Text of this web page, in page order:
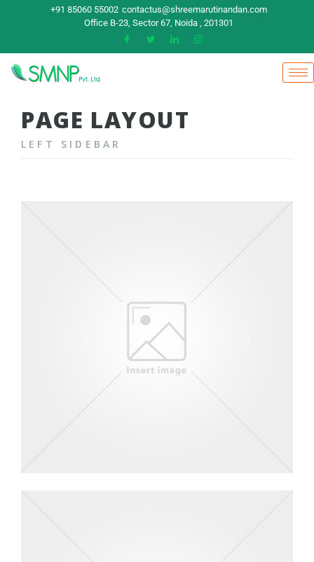
+91 85060 55002 contactus@shreemarutinandan.com
Office B-23, Sector 67, Noida , 201301
PAGE LAYOUT
LEFT SIDEBAR